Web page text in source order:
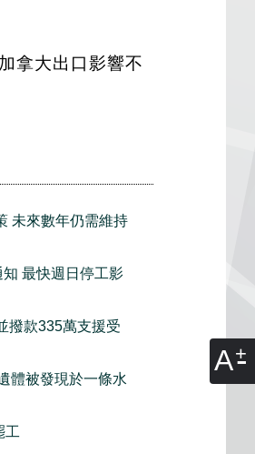
A
拿大出口影響不
未來數年仍需維持
最快週日停工影
撥款335萬支援受
體被發現於一條水
工